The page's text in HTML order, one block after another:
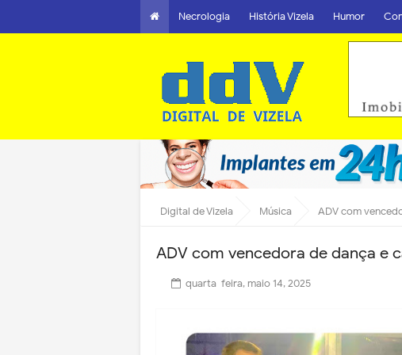
Necrologia História Vizela Humor
Digital de Vizela Música ADV com
ADV com vencedora de dança e
quarta-feira, maio 14, 2025